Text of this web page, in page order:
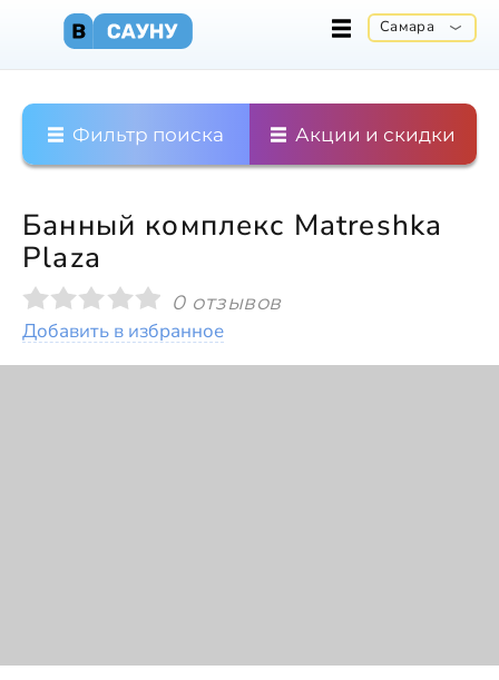
Самара
Фильтр поиска Акции и скидки
Банный комплекс Matreshka
Plaza
0 отзывов
Добавить в избранное